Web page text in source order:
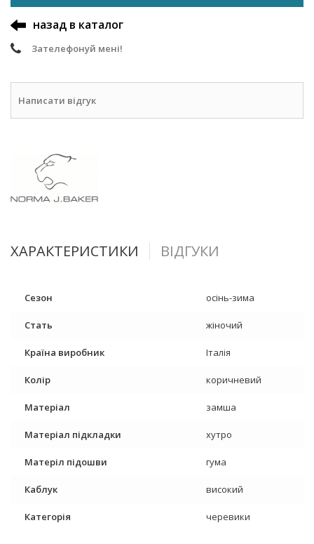
назад в каталог
Зателефонуй мені!
Написати відгук
ХАРАКТЕРИСТИКИ ВІДГУКИ
Сезон осінь-зима
Стать жіночий
Країна виробник Італія
Колір коричневий
Матеріал замша
Матеріал підкладки хутро
Матеріл підошви гума
Каблук високий
Категорія черевики